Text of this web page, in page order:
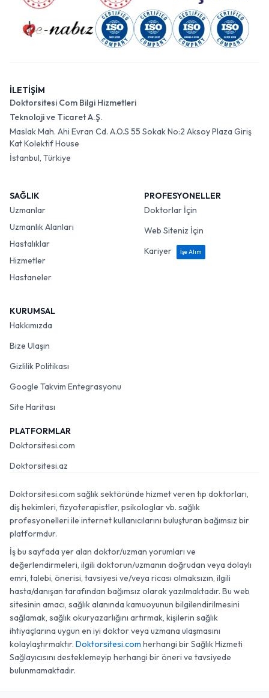
İLETİŞİM
Doktorsitesi Com Bilgi Hizmetleri
Teknoloji ve Ticaret A.Ş.
Maslak Mah. Ahi Evran Cd. A.O.S 55 Sokak No:2 Aksoy Plaza Giriş
Kat Kolektif House
İstanbul, Türkiye
SAĞLIK
Uzmanlar
Uzmanlık Alanları
Hastalıklar
Hizmetler
Hastaneler
PROFESYONELLER
Doktorlar İçin
Web Siteniz İçin
Kariyer
İşe Alım
KURUMSAL
Hakkımızda
Bize Ulaşın
Gizlilik Politikası
Google Takvim Entegrasyonu
Site Haritası
PLATFORMLAR
Doktorsitesi.com
Doktorsitesi.az
Doktorsitesi.com sağlık sektöründe hizmet veren tıp doktorları,
diş hekimleri, fizyoterapistler, psikologlar vb. sağlık
profesyonelleri ile internet kullanıcılarını buluşturan bağımsız bir
platformdur.
İş bu sayfada yer alan doktor/uzman yorumları ve
değerlendirmeleri, ilgili doktorun/uzmanın doğrudan veya dolaylı
emri, talebi, önerisi, tavsiyesi ve/veya ricası olmaksızın, ilgili
hasta/danışan tarafından bağımsız olarak yazılmaktadır. Bu web
sitesinin amacı, sağlık alanında kamuoyunun bilgilendirilmesini
sağlamak, sağlık okuryazarlığını artırmak, kişilerin sağlık
ihtiyaçlarına uygun en iyi doktor veya uzmana ulaşmasını
kolaylaştırmaktır. Doktorsitesi.com herhangi bir Sağlık Hizmeti
Sağlayıcısını desteklemeyip herhangi bir öneri ve tavsiyede
bulunmamaktadır.